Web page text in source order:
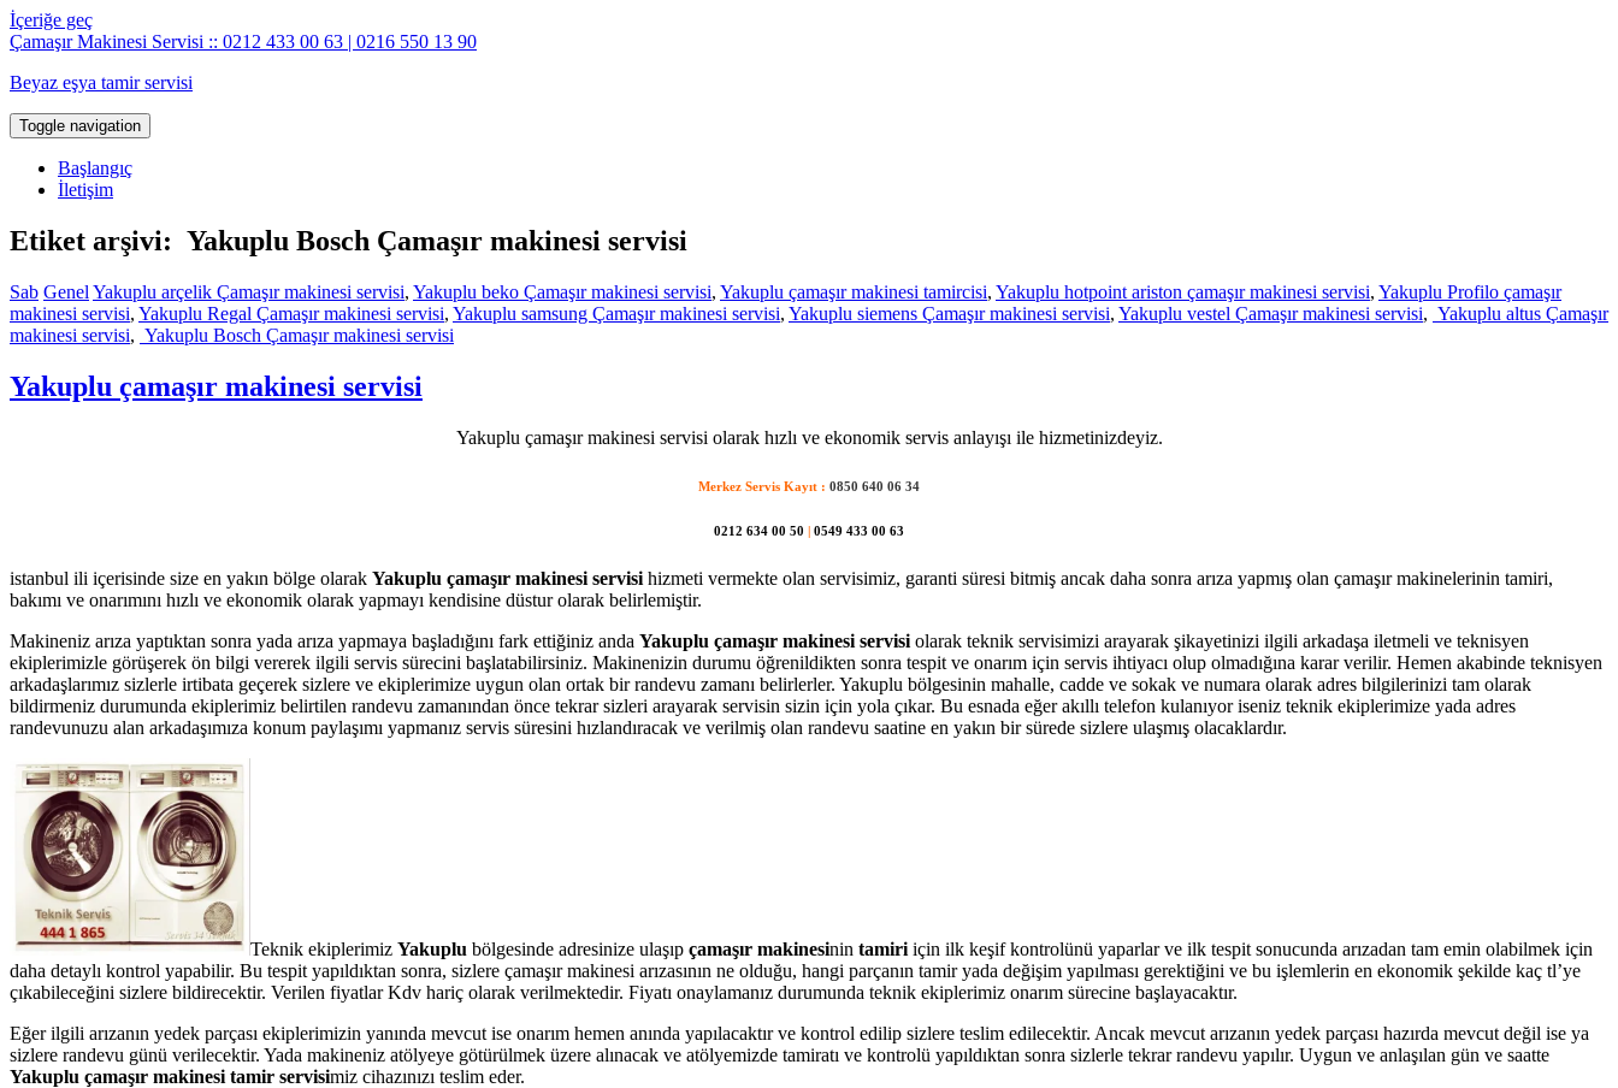
İçeriğe geç
Çamaşır Makinesi Servisi :: 0212 433 00 63 | 0216 550 13 90
Beyaz eşya tamir servisi
Toggle navigation
Başlangıç
İletişim
Etiket arşivi: Yakuplu Bosch Çamaşır makinesi servisi
Sab Genel Yakuplu arçelik Çamaşır makinesi servisi, Yakuplu beko Çamaşır makinesi servisi, Yakuplu çamaşır makinesi tamircisi, Yakuplu hotpoint ariston çamaşır makinesi servisi, Yakuplu Profilo çamaşır
makinesi servisi, Yakuplu Regal Çamaşır makinesi servisi, Yakuplu samsung Çamaşır makinesi servisi, Yakuplu siemens Çamaşır makinesi servisi, Yakuplu vestel Çamaşır makinesi servisi, Yakuplu altus Çamaşır
makinesi servisi, Yakuplu Bosch Çamaşır makinesi servisi
Yakuplu çamaşır makinesi servisi
Yakuplu çamaşır makinesi servisi olarak hızlı ve ekonomik servis anlayışı ile hizmetinizdeyiz.
Merkez Servis Kayıt : 0850 640 06 34
0212 634 00 50 | 0549 433 00 63
istanbul ili içerisinde size en yakın bölge olarak Yakuplu çamaşır makinesi servisi hizmeti vermekte olan servisimiz, garanti süresi bitmiş ancak daha sonra arıza yapmış olan çamaşır makinelerinin tamiri,
bakımı ve onarımını hızlı ve ekonomik olarak yapmayı kendisine düstur olarak belirlemiştir.
Makineniz arıza yaptıktan sonra yada arıza yapmaya başladığını fark ettiğiniz anda Yakuplu çamaşır makinesi servisi olarak teknik servisimizi arayarak şikayetinizi ilgili arkadaşa iletmeli ve teknisyen
ekiplerimizle görüşerek ön bilgi vererek ilgili servis sürecini başlatabilirsiniz. Makinenizin durumu öğrenildikten sonra tespit ve onarım için servis ihtiyacı olup olmadığına karar verilir. Hemen akabinde teknisyen
arkadaşlarımız sizlerle irtibata geçerek sizlere ve ekiplerimize uygun olan ortak bir randevu zamanı belirlerler. Yakuplu bölgesinin mahalle, cadde ve sokak ve numara olarak adres bilgilerinizi tam olarak
bildirmeniz durumunda ekiplerimiz belirtilen randevu zamanından önce tekrar sizleri arayarak servisin sizin için yola çıkar. Bu esnada eğer akıllı telefon kulanıyor iseniz teknik ekiplerimize yada adres
randevunuzu alan arkadaşımıza konum paylaşımı yapmanız servis süresini hızlandıracak ve verilmiş olan randevu saatine en yakın bir sürede sizlere ulaşmış olacaklardır.
Teknik ekiplerimiz Yakuplu bölgesinde adresinize ulaşıp çamaşır makinesinin tamiri için ilk keşif kontrolünü yaparlar ve ilk tespit sonucunda arızadan tam emin olabilmek için
daha detaylı kontrol yapabilir. Bu tespit yapıldıktan sonra, sizlere çamaşır makinesi arızasının ne olduğu, hangi parçanın tamir yada değişim yapılması gerektiğini ve bu işlemlerin en ekonomik şekilde kaç tl’ye
çıkabileceğini sizlere bildirecektir. Verilen fiyatlar Kdv hariç olarak verilmektedir. Fiyatı onaylamanız durumunda teknik ekiplerimiz onarım sürecine başlayacaktır.
Eğer ilgili arızanın yedek parçası ekiplerimizin yanında mevcut ise onarım hemen anında yapılacaktır ve kontrol edilip sizlere teslim edilecektir. Ancak mevcut arızanın yedek parçası hazırda mevcut değil ise ya
sizlere randevu günü verilecektir. Yada makineniz atölyeye götürülmek üzere alınacak ve atölyemizde tamiratı ve kontrolü yapıldıktan sonra sizlerle tekrar randevu yapılır. Uygun ve anlaşılan gün ve saatte
Yakuplu çamaşır makinesi tamir servisimiz cihazınızı teslim eder.